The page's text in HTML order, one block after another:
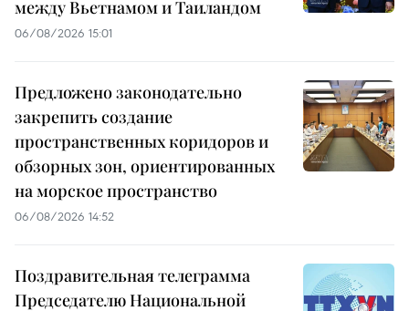
между Вьетнамом и Таиландом
06/08/2026 15:01
Предложено законодательно
закрепить создание
пространственных коридоров и
обзорных зон, ориентированных
на морское пространство
06/08/2026 14:52
Поздравительная телеграмма
Председателю Национальной